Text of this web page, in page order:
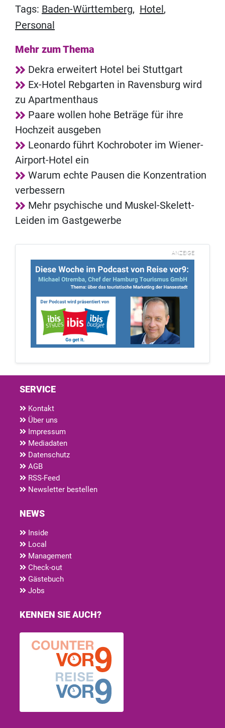
Tags: Baden-Württemberg, Hotel ,
Personal
Mehr zum Thema
Dekra erweitert Hotel bei Stuttgart
Ex-Hotel Rebgarten in Ravensburg wird
zu Apartmenthaus
Paare wollen hohe Beträge für ihre
Hochzeit ausgeben
Leonardo führt Kochroboter im Wiener-
Airport-Hotel ein
Warum echte Pausen die Konzentration
verbessern
Mehr psychische und Muskel-Skelett-
Leiden im Gastgewerbe
ANZEIGE
SERVICE
Kontakt
Über uns
Impressum
Mediadaten
Datenschutz
AGB
RSS-Feed
Newsletter bestellen
NEWS
Inside
Local
Management
Check-out
Gästebuch
Jobs
KENNEN SIE AUCH?